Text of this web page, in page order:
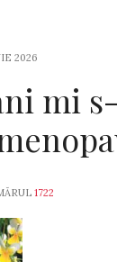
2026
mi
1722